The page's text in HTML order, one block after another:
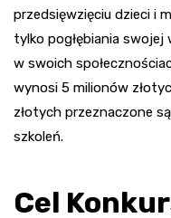
przedsięwzięciu dzieci i
tylko pogłębiania swojej
w swoich
wynosi 5 milionów
złotych przeznaczone
szkoleń.
Cel